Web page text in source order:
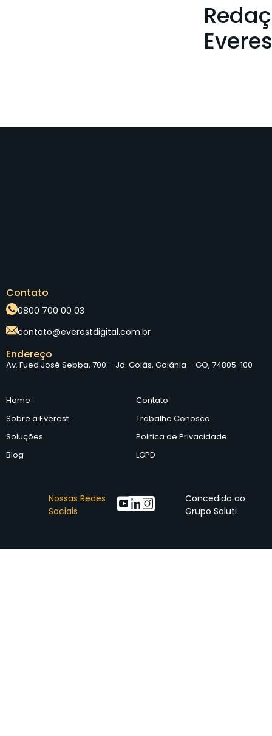
Contato
0800 700 00 03
contato@everestdigital.com.br
Endereço
Av. Fued José Sebba, 700 – Jd. Goiás, Goiânia – GO, 74805-100
Home
Sobre a Everest
Soluções
Blog
Contato
Trabalhe Conosco
Politica de Privacidade
LGPD
Nossas Redes
Sociais
Concedido ao
Grupo Soluti